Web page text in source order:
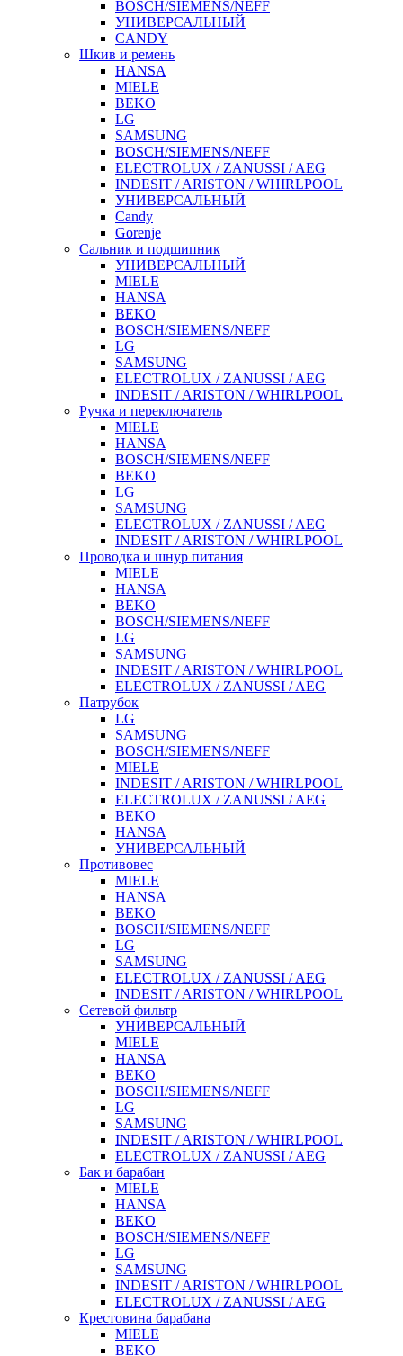
BOSCH/SIEMENS/NEFF
УНИВЕРСАЛЬНЫЙ
CANDY
Шкив и ремень
HANSA
MIELE
BEKO
LG
SAMSUNG
BOSCH/SIEMENS/NEFF
ELECTROLUX / ZANUSSI / AEG
INDESIT / ARISTON / WHIRLPOOL
УНИВЕРСАЛЬНЫЙ
Candy
Gorenje
Сальник и подшипник
УНИВЕРСАЛЬНЫЙ
MIELE
HANSA
BEKO
BOSCH/SIEMENS/NEFF
LG
SAMSUNG
ELECTROLUX / ZANUSSI / AEG
INDESIT / ARISTON / WHIRLPOOL
Ручка и переключатель
MIELE
HANSA
BOSCH/SIEMENS/NEFF
BEKO
LG
SAMSUNG
ELECTROLUX / ZANUSSI / AEG
INDESIT / ARISTON / WHIRLPOOL
Проводка и шнур питания
MIELE
HANSA
BEKO
BOSCH/SIEMENS/NEFF
LG
SAMSUNG
INDESIT / ARISTON / WHIRLPOOL
ELECTROLUX / ZANUSSI / AEG
Патрубок
LG
SAMSUNG
BOSCH/SIEMENS/NEFF
MIELE
INDESIT / ARISTON / WHIRLPOOL
ELECTROLUX / ZANUSSI / AEG
BEKO
HANSA
УНИВЕРСАЛЬНЫЙ
Противовес
MIELE
HANSA
BEKO
BOSCH/SIEMENS/NEFF
LG
SAMSUNG
ELECTROLUX / ZANUSSI / AEG
INDESIT / ARISTON / WHIRLPOOL
Сетевой фильтр
УНИВЕРСАЛЬНЫЙ
MIELE
HANSA
BEKO
BOSCH/SIEMENS/NEFF
LG
SAMSUNG
INDESIT / ARISTON / WHIRLPOOL
ELECTROLUX / ZANUSSI / AEG
Бак и барабан
MIELE
HANSA
BEKO
BOSCH/SIEMENS/NEFF
LG
SAMSUNG
INDESIT / ARISTON / WHIRLPOOL
ELECTROLUX / ZANUSSI / AEG
Крестовина барабана
MIELE
BEKO